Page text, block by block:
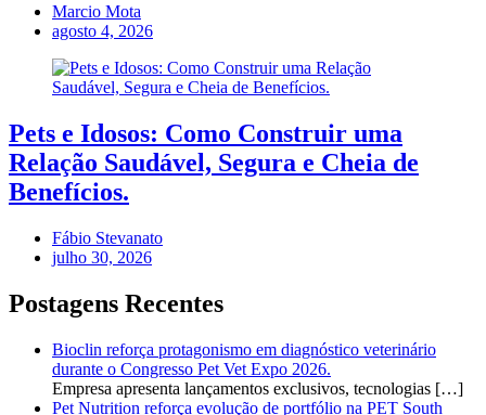
Marcio Mota
agosto 4, 2026
Pets e Idosos: Como Construir uma
Relação Saudável, Segura e Cheia de
Benefícios.
Fábio Stevanato
julho 30, 2026
Postagens Recentes
Bioclin reforça protagonismo em diagnóstico veterinário
durante o Congresso Pet Vet Expo 2026.
Empresa apresenta lançamentos exclusivos, tecnologias […]
Pet Nutrition reforça evolução de portfólio na PET South